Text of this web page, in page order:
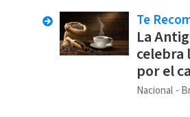
Te
La
celebra
por el
Nacional